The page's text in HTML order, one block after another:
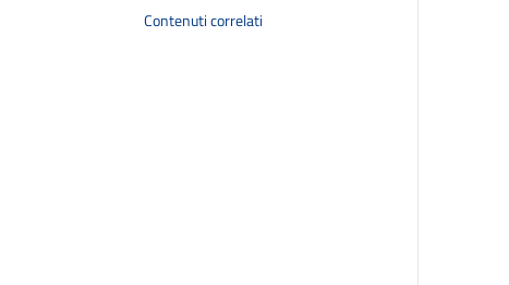
Contenuti correlati